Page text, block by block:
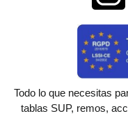
Todo lo que necesitas
tablas SUP, remos,